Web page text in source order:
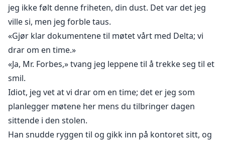
jeg ikke følt denne friheten, din dust. Det var det jeg
ville si, men jeg forble taus.
«Gjør klar dokumentene til møtet vårt med Delta; vi
drar om en time.»
«Ja, Mr. Forbes,» tvang jeg leppene til å trekke seg til et
smil.
Idiot, jeg vet at vi drar om en time; det er jeg som
planlegger møtene her mens du tilbringer dagen
sittende i den stolen.
Han snudde ryggen til og gikk inn på kontoret sitt, og